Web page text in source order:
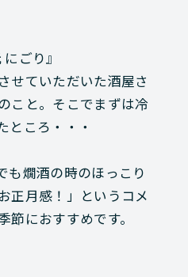
ごり』
せていただいた酒屋さ
こと。そこでまずは冷
ところ・・・
も燗酒の時のほっこり
正月感！」というコメ
におすすめです。